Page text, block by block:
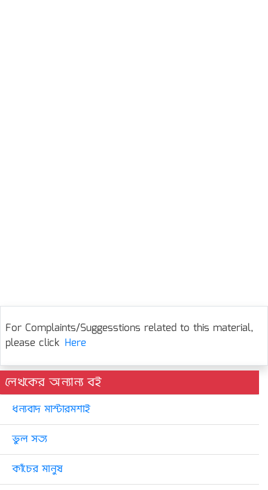
For Complaints/Suggesstions related to this material,
please click Here
লেখকের অন্যান্য বই
ধন্যবাদ মাস্টারমশাই
ভুল সত্য
কাঁচের মানুষ